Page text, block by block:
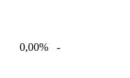
0,00% -